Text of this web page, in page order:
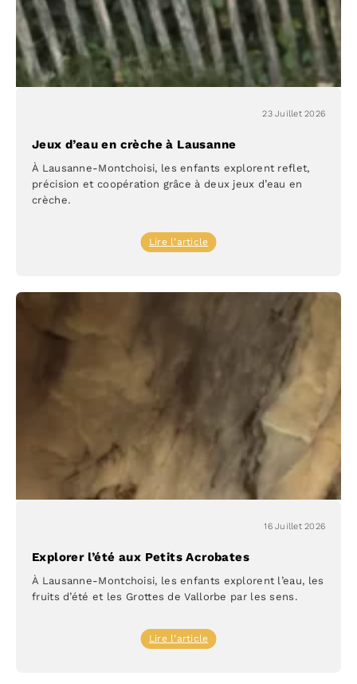
23 Juillet 2026
Jeux d’eau en crèche à Lausanne
À Lausanne-Montchoisi, les enfants explorent reflet,
précision et coopération grâce à deux jeux d’eau en
crèche.
Lire l’article:
16 Juillet 2026
Explorer l’été aux Petits Acrobates
À Lausanne-Montchoisi, les enfants explorent l’eau, les
fruits d’été et les Grottes de Vallorbe par les sens.
Lire l’article: